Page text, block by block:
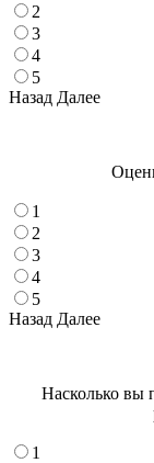
2
3
4
5
Назад Далее
1
2
3
4
5
Назад Далее
Насколько вы
1